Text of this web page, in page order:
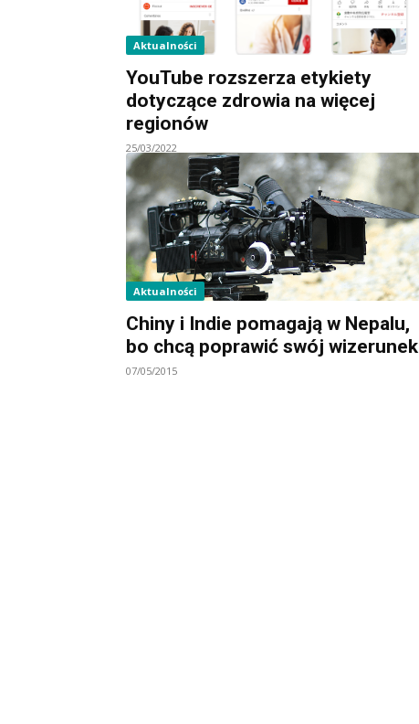
Aktualności
YouTube rozszerza etykiety
dotyczące zdrowia na więcej
regionów
25/03/2022
Aktualności
Chiny i Indie pomagają w Nepalu,
bo chcą poprawić swój wizerunek
07/05/2015